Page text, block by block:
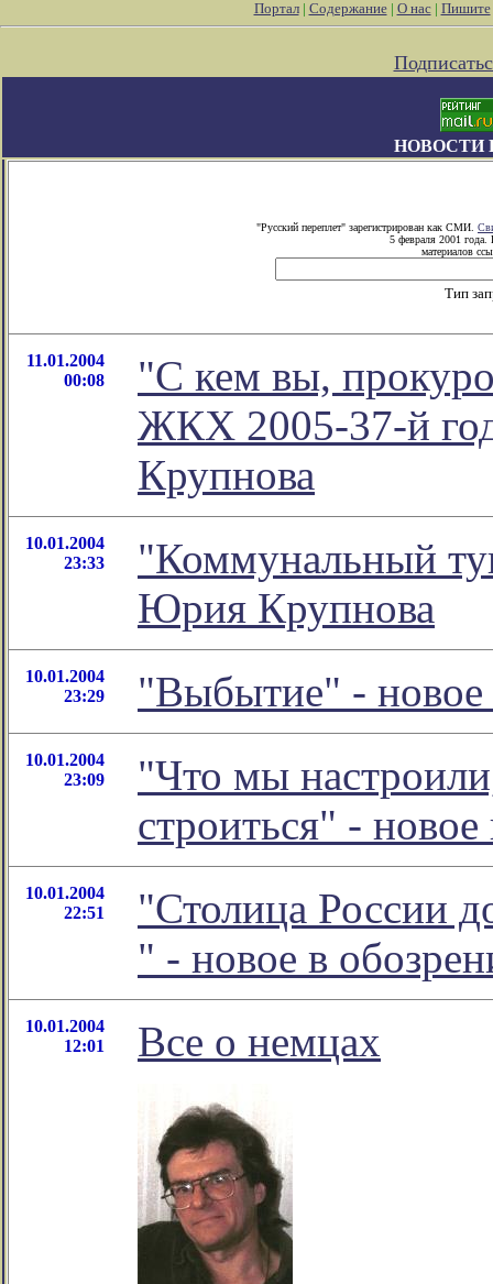
Портал| Содержание| О нас| Пишите
НОВОСТИ
"Русский переплет" зарегистрирован как СМИ.
5 февраля 2001 года.
материалов
Тип
11.01.2004
00:08
"С кем вы,
ЖКХ 2005-37-й
Крупнова
10.01.2004
23:33
"Коммунальный
Юрия Крупнова
10.01.2004
23:29
"Выбытие" -
10.01.2004
23:09
"Что мы
строиться" -
10.01.2004
22:51
"Столица России
" - новое в
10.01.2004
12:01
Все о немцах